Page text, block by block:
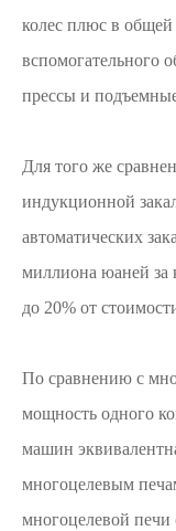
колес плюс в
вспомогательного
прессы и
Для того же
индукционной
автоматических
миллиона юаней за
до 20% от
По сравнению с
мощность одного
машин
многоцелевым
многоцелевой печи